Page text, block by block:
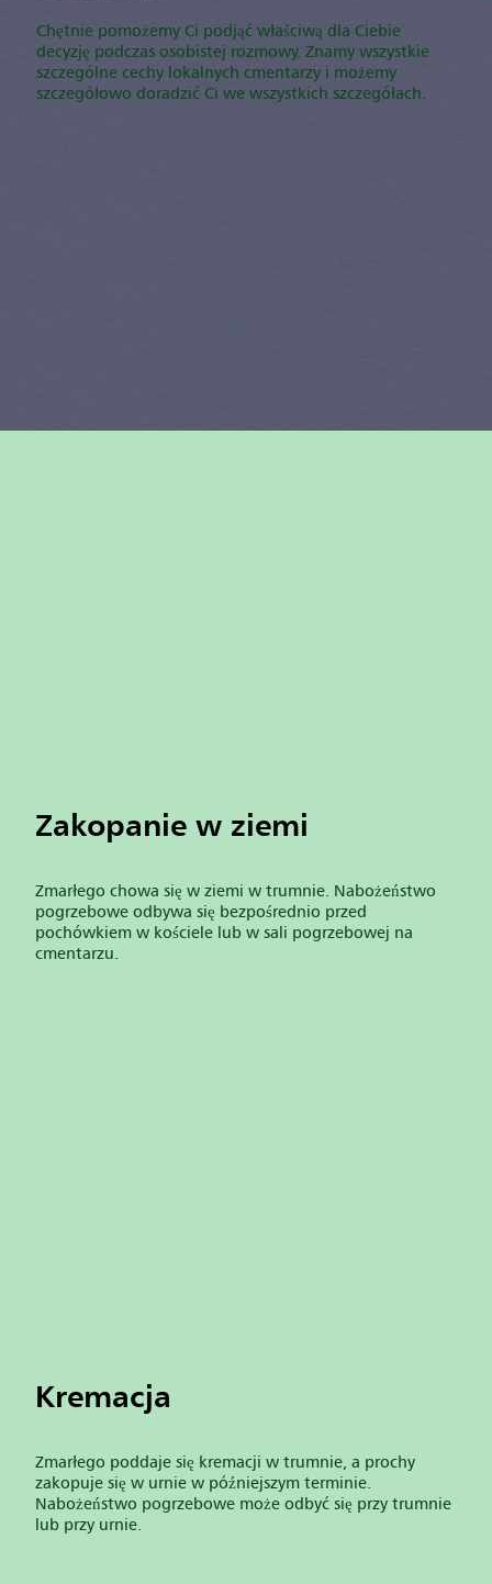
Chętnie pomożemy Ci podjąć właściwą dla Ciebie
decyzję podczas osobistej rozmowy. Znamy wszystkie
szczególne cechy lokalnych cmentarzy i możemy
szczegółowo doradzić Ci we wszystkich szczegółach.
Zakopanie w ziemi
Zmarłego chowa się w ziemi w trumnie. Nabożeństwo
pogrzebowe odbywa się bezpośrednio przed
pochówkiem w kościele lub w sali pogrzebowej na
cmentarzu.
Kremacja
Zmarłego poddaje się kremacji w trumnie, a prochy
zakopuje się w urnie w późniejszym terminie.
Nabożeństwo pogrzebowe może odbyć się przy trumnie
lub przy urnie.